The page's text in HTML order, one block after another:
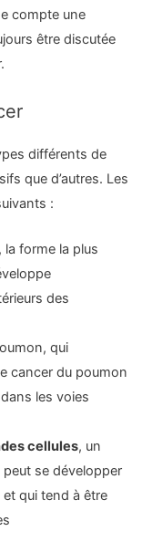
compte une
être discutée
différents de
que d’autres. Les
:
, la forme la plus
des
qui
cancer du poumon
les voies
cellules, un
se développer
qui tend à être